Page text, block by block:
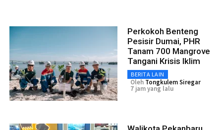
Perkokoh Benteng
Pesisir Dumai, PHR
Tanam 700 Mangrove
Tangani Krisis Iklim
BERITA LAIN
Oleh Tongkulem Siregar
7 jam yang lalu